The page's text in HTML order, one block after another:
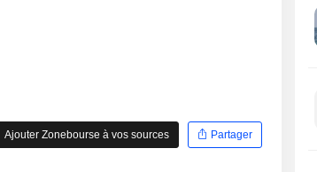
Ajouter Zonebourse à vos sources Partager